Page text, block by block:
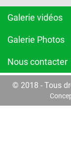
Galerie vidéos
Galerie Photos
Nous contacter
© 2018 - Tous